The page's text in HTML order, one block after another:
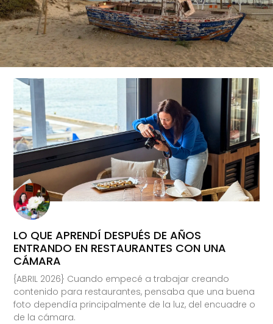
LO QUE APRENDÍ DESPUÉS DE AÑOS
ENTRANDO EN RESTAURANTES CON UNA
CÁMARA
{ABRIL 2026} Cuando empecé a trabajar creando
contenido para restaurantes, pensaba que una buena
foto dependía principalmente de la luz, del encuadre o
de la cámara.